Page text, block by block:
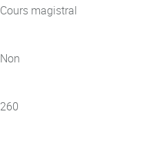
Cours magistral
Non
260